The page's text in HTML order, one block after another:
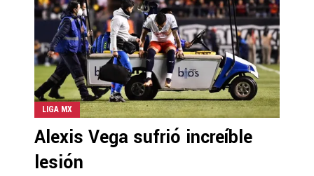
LIGA MX
Alexis Vega sufrió increíble
lesión